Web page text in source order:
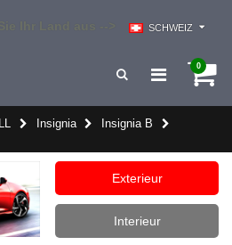
SCHWEIZ
0
Insignia
Insignia B
Exterieur
Interieur